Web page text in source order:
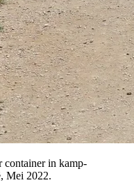
container in kamp-
Mei 2022.